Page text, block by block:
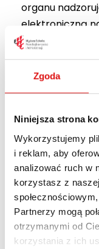
Zgoda
Niniejsza strona
Wykorzystujemy
i reklam, aby
analizować ruch w
korzystasz z
Partnerzy mogą
otrzymanymi od
korzystania z ich
organu
elektroniczną
Organ
Adres: ul.
E-mail:
Telefon:81
Skargę można
Obywatelskich.